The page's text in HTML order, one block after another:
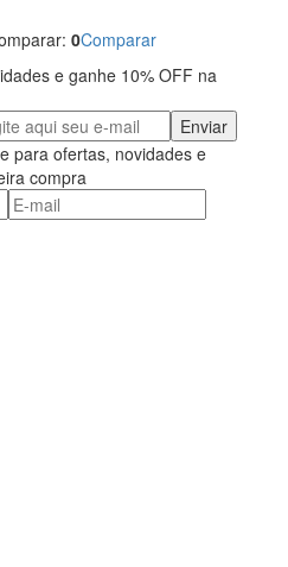
0Comparar
e ganhe 10% OFF na
para ofertas, novidades e
compra